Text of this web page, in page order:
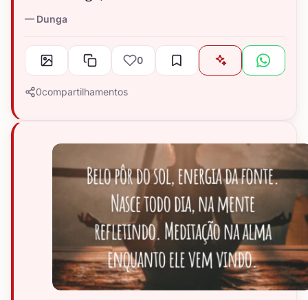
Dunga
0
0compartilhamentos